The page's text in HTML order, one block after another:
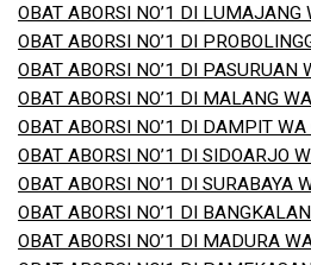
OBAT ABORSI NO’1 DI
OBAT ABORSI NO’1 DI
OBAT ABORSI NO’1 DI
OBAT ABORSI NO’1 DI MALANG
OBAT ABORSI NO’1 DI DAMPIT
OBAT ABORSI NO’1 DI SIDOARJO
OBAT ABORSI NO’1 DI
OBAT ABORSI NO’1 DI
OBAT ABORSI NO’1 DI MADURA